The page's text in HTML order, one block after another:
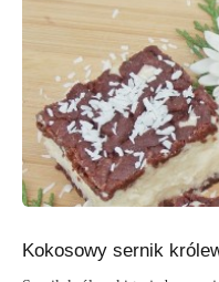
Kokosowy sernik